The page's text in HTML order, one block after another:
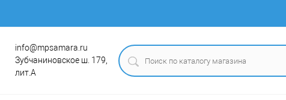
info@mpsamara.ru
Зубчаниновское ш. 179,
лит.А